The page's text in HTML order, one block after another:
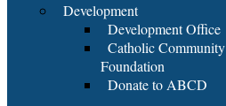
Development
Development Office
Catholic Community
Foundation
Donate to ABCD